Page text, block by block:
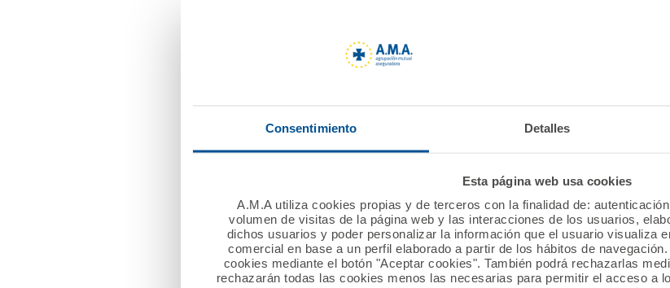
Consentimiento Detalles
Esta página web usa cookies
A.M.A utiliza cookies propias y de terceros con la finalidad de:
volumen de visitas de la página web y las interacciones de los usuarios,
dichos usuarios y poder personalizar la información que el usuario visualiza
comercial en base a un perfil elaborado a partir de los hábitos de
cookies mediante el botón "Aceptar cookies". También podrá rechazarlas
rechazarán todas las cookies menos las necesarias para permitir el acceso a
El nuevo presidente de la Mutua de los Profesionales Sanitarios, puso
la compañía durante más de 21 años y ahora continúa como presidente
Igualmente, hizo una mención especial al secretario general, Francisco
la total dedicación” en el desempeño de su responsabilidad, que ahora
de consejero delegado de la compañía.
En su turno, Francisco Javier Herrera, desglosó en la Asamblea las